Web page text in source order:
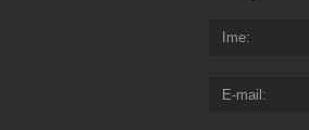
Ime
E-mail